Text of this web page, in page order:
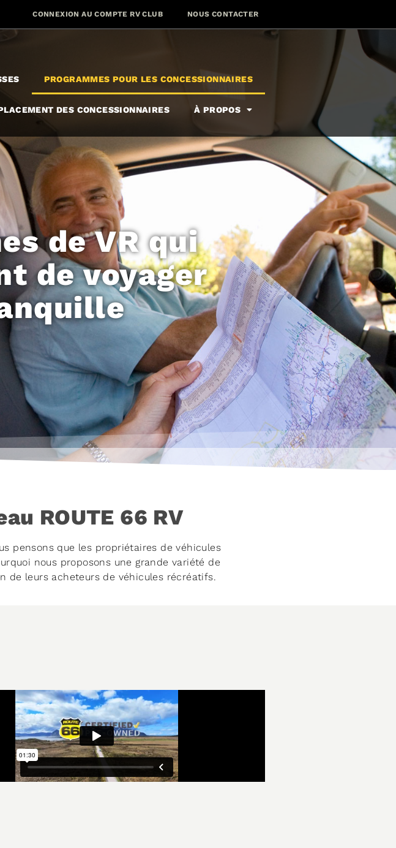
CONNEXION AU COMPTE RV CLUB NOUS CONTACTER
PROGRAMMES POUR LES CONCESSIONNAIRES
DES CONCESSIONNAIRES À PROPOS
de VR qui
de voyager
ROUTE 66 RV
pensons que les propriétaires de véhicules
nous proposons une grande variété de
de leurs acheteurs de véhicules récréatifs.